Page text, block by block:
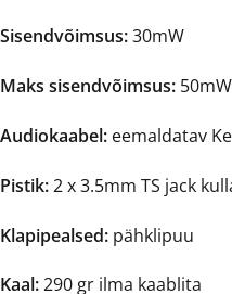
Sisendvõimsus:30mW
Maks sisendvõimsus: 50mW
Audiokaabel: eemaldatav
Pistik:2 x 3.5mm TS jack
Klapipealsed: pähklipuu
Kaal:290 gr ilma kaablita